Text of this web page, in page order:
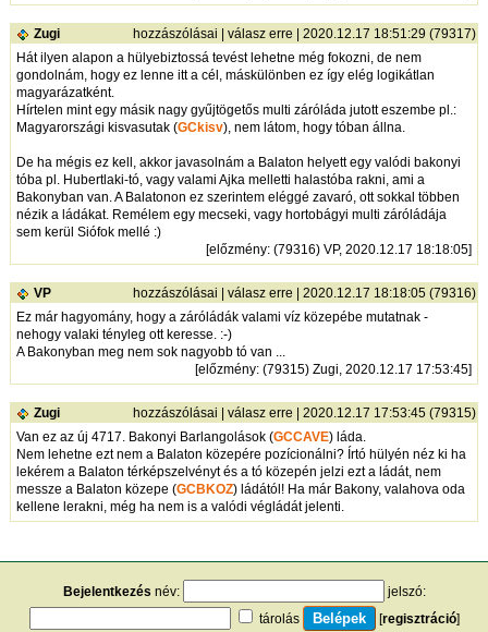
Zugi hozzászólásai válasz erre | 2020.12.17 18:51:29 (79317)
Hát ilyen alapon a hülyebiztossá tevést lehetne még fokozni, de nem
gondolnám, hogy ez lenne itt a cél, máskülönben ez így elég logikátlan
magyarázatként.
Hírtelen mint egy másik nagy gyűjtögetős multi záróláda jutott eszembe pl.:
Magyarországi kisvasutak (GCkisv), nem látom, hogy tóban állna.
De ha mégis ez kell, akkor javasolnám a Balaton helyett egy valódi bakonyi
tóba pl. Hubertlaki-tó, vagy valami Ajka melletti halastóba rakni, ami a
Bakonyban van. A Balatonon ez szerintem eléggé zavaró, ott sokkal többen
nézik a ládákat. Remélem egy mecseki, vagy hortobágyi multi záróládája
sem kerül Siófok mellé :)
[előzmény: (79316) VP, 2020.12.17 18:18:05]
VP hozzászólásai válasz erre | 2020.12.17 18:18:05 (79316)
Ez már hagyomány, hogy a záróládák valami víz közepébe mutatnak -
nehogy valaki tényleg ott keresse. :-)
A Bakonyban meg nem sok nagyobb tó van ...
[előzmény: (79315) Zugi, 2020.12.17 17:53:45]
Zugi hozzászólásai válasz erre | 2020.12.17 17:53:45 (79315)
Van ez az új 4717. Bakonyi Barlangolások (GCCAVE) láda.
Nem lehetne ezt nem a Balaton közepére pozícionálni? Írtó hülyén néz ki ha
lekérem a Balaton térképszelvényt és a tó közepén jelzi ezt a ládát, nem
messze a Balaton közepe (GCBKOZ) ládától! Ha már Bakony, valahova oda
kellene lerakni, még ha nem is a valódi végládát jelenti.
Bejelentkezés név:
jelszó:
tárolás
[regisztráció]